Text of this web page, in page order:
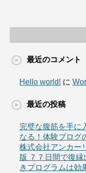
最近のコメント
Hello world! に
最近の投稿
完璧な腹筋を手に
なる！体験ブログ
株式会社アンカー
版 ７７日間で復
きプログラムは効